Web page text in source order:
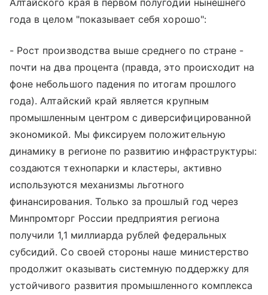
года в целом "показывает себя хорошо":
- Рост производства выше среднего по стране -
почти на два процента (правда, это происходит на
фоне небольшого падения по итогам прошлого
года). Алтайский край является крупным
промышленным центром с диверсифицированной
экономикой. Мы фиксируем положительную
динамику в регионе по развитию инфраструктуры:
создаются технопарки и кластеры, активно
используются механизмы льготного
финансирования. Только за прошлый год через
Минпромторг России предприятия региона
получили 1,1 миллиарда рублей федеральных
субсидий. Со своей стороны наше министерство
продолжит оказывать системную поддержку для
устойчивого развития промышленного комплекса